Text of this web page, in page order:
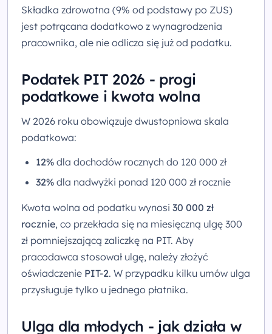
Składka zdrowotna (9% od podstawy po ZUS)
jest potrącana dodatkowo z wynagrodzenia
pracownika, ale nie odlicza się już od podatku.
Podatek PIT 2026 - progi
podatkowe i kwota wolna
W 2026 roku obowiązuje dwustopniowa skala
podatkowa:
12% dla dochodów rocznych do 120 000 zł
32% dla nadwyżki ponad 120 000 zł rocznie
Kwota wolna od podatku wynosi 30 000 zł
rocznie, co przekłada się na miesięczną ulgę 300
zł pomniejszającą zaliczkę na PIT. Aby
pracodawca stosował ulgę, należy złożyć
oświadczenie PIT-2. W przypadku kilku umów ulga
przysługuje tylko u jednego płatnika.
Ulga dla młodych - jak działa w